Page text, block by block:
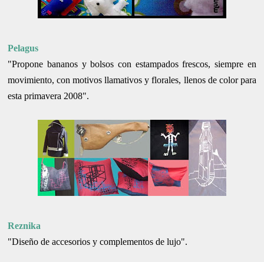
Pelagus
"Propone bananos y bolsos con estampados frescos, siempre en
movimiento, con motivos llamativos y florales, llenos de color para
esta primavera 2008".
Reznika
"Diseño de accesorios y complementos de lujo".